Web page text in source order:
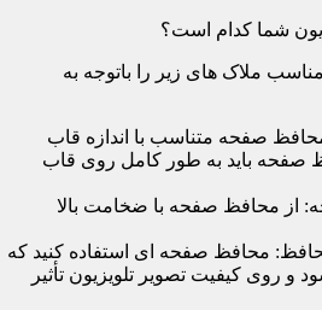
شما کدام است؟
ملاک های زیر را باتوجه به
محافظ صفحه متناسب با اندازه قاب
صفحه باید به طور کامل روی قاب
محافظ صفحه با ضخامت بالا
محافظ صفحه ای استفاده کنید که
و روی کیفیت تصویر تلویزیون تأثیر